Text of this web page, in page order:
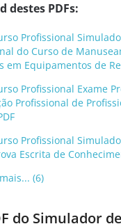
destes PDFs:
Profissional
do Curso de
em Equipamentos de
Profissional Exame
Profissional de
Profissional
Escrita de
(6)
do Simulador